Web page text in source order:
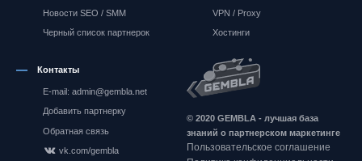
Новости SEO / SMM
Черный список партнерок
VPN / Proxy
Хостинги
Контакты
E-mail: admin@gembla.net
Добавить партнерку
Обратная связь
vk.com/gembla
Gembla.net
© 2020 GEMBLA - лучшая база
знаний о партнерском маркетинге
Пользовательское соглашение